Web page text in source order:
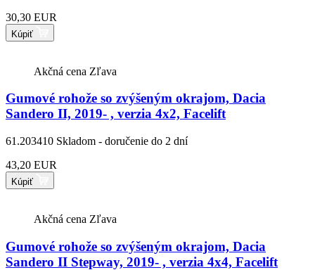
30,30 EUR
Kúpiť
Akčná cena Zľava
Gumové rohože so zvýšeným okrajom, Dacia
Sandero II, 2019- , verzia 4x2, Facelift
61.203410 Skladom - doručenie do 2 dní
43,20 EUR
Kúpiť
Akčná cena Zľava
Gumové rohože so zvýšeným okrajom, Dacia
Sandero II Stepway, 2019- , verzia 4x4, Facelift